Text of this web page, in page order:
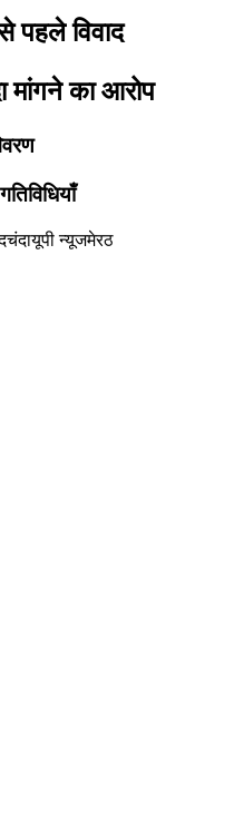
पहले विवाद
मांगने का आरोप
चंदायूपी न्यूजमेरठ